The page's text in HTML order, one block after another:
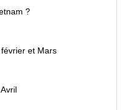
?
et Mars